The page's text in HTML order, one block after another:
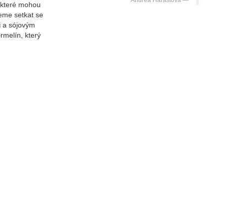
mohou
setkat se
a sójovým
který